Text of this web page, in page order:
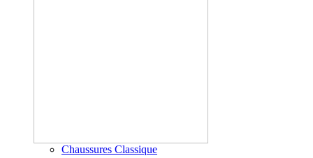
Chaussures Classique